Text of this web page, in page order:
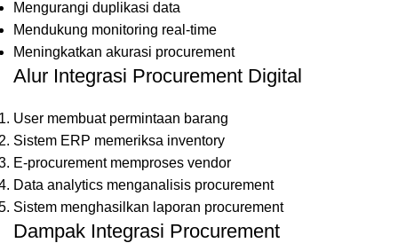
Mengurangi duplikasi data
Mendukung monitoring real-time
Meningkatkan akurasi procurement
Alur Integrasi Procurement Digital
User membuat permintaan barang
Sistem ERP memeriksa inventory
E-procurement memproses vendor
Data analytics menganalisis procurement
Sistem menghasilkan laporan procurement
Dampak Integrasi Procurement